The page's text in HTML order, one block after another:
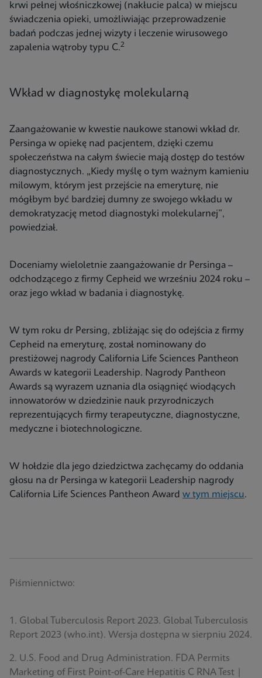
krwi pełnej włośniczkowej (nakłucie palca) w miejscu
świadczenia opieki, umożliwiając przeprowadzenie
badań podczas jednej wizyty i leczenie wirusowego
zapalenia wątroby typu C.2
Wkład w diagnostykę molekularną
Zaangażowanie w kwestie naukowe stanowi wkład dr.
Persinga w opiekę nad pacjentem, dzięki czemu
społeczeństwa na całym świecie mają dostęp do testów
diagnostycznych. „Kiedy myślę o tym ważnym kamieniu
milowym, którym jest przejście na emeryturę, nie
mógłbym być bardziej dumny ze swojego wkładu w
demokratyzację metod diagnostyki molekularnej”,
powiedział.
Doceniamy wieloletnie zaangażowanie dr Persinga –
odchodzącego z firmy Cepheid we wrześniu 2024 roku –
oraz jego wkład w badania i diagnostykę.
W tym roku dr Persing, zbliżając się do odejścia z firmy
Cepheid na emeryturę, został nominowany do
prestiżowej nagrody California Life Sciences Pantheon
Awards w kategorii Leadership. Nagrody Pantheon
Awards są wyrazem uznania dla osiągnięć wiodących
innowatorów w dziedzinie nauk przyrodniczych
reprezentujących firmy terapeutyczne, diagnostyczne,
medyczne i biotechnologiczne.
W hołdzie dla jego dziedzictwa zachęcamy do oddania
głosu na dr Persinga w kategorii Leadership nagrody
California Life Sciences Pantheon Award w tym miejscu.
Piśmiennictwo:
1. Global Tuberculosis Report 2023. Global Tuberculosis
Report 2023 (who.int). Wersja dostępna w sierpniu 2024.
2. U.S. Food and Drug Administration. FDA Permits
Marketing of First Point-of-Care Hepatitis C RNA Test |